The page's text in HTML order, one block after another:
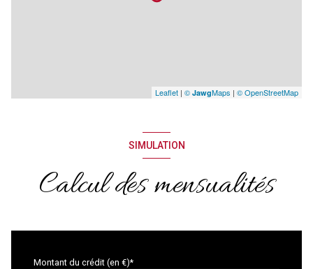
Leaflet | © JawgMaps | © OpenStreetMap
SIMULATION
Calcul des mensualités
Montant du crédit (en €)*